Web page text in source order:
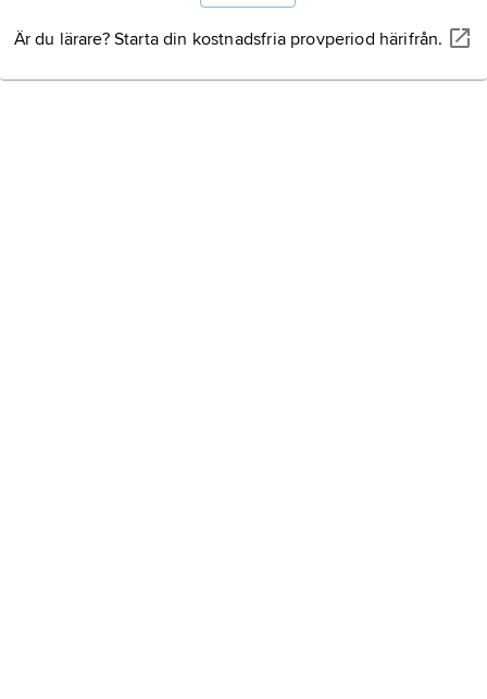
Är du lärare? Starta din kostnadsfria provperiod härifrån.